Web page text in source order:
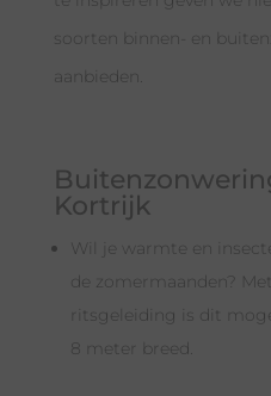
soorten binnen- en
aanbieden.
Kortrijk
Wil je warmte en
de zomermaanden?
ritsgeleiding is dit
8 meter breed.